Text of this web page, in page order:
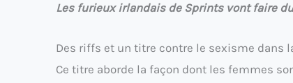
Les furieux irlandais de Sprints vont faire
Des riffs et un titre contre le sexisme dans
Ce titre aborde la façon dont les femmes